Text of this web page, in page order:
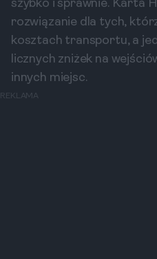
szybko i sprawnie. Karta
rozwiązanie dla tych,
kosztach transportu, a
licznych zniżek na
innych miejsc.
REKLAMA